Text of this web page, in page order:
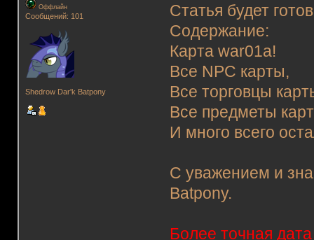
Оффлайн
Сообщений: 101
Shedrow Dar'k Batpony
Статья будет
Содержание:
Карта war01a!
Все NPC карты,
Все торговцы
Все предметы
И много всего
С уважением и
Batpony.
Более точная